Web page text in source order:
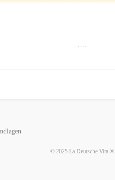
© 2025 La Deutsche Vita ®